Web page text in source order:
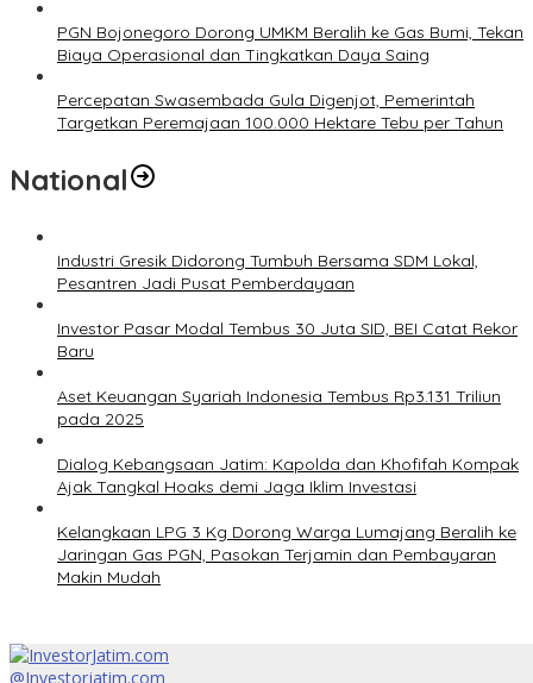
PGN Bojonegoro Dorong UMKM Beralih ke Gas Bumi, Tekan
Biaya Operasional dan Tingkatkan Daya Saing
Percepatan Swasembada Gula Digenjot, Pemerintah
Targetkan Peremajaan 100.000 Hektare Tebu per Tahun
National
Industri Gresik Didorong Tumbuh Bersama SDM Lokal,
Pesantren Jadi Pusat Pemberdayaan
Investor Pasar Modal Tembus 30 Juta SID, BEI Catat Rekor
Baru
Aset Keuangan Syariah Indonesia Tembus Rp3.131 Triliun
pada 2025
Dialog Kebangsaan Jatim: Kapolda dan Khofifah Kompak
Ajak Tangkal Hoaks demi Jaga Iklim Investasi
Kelangkaan LPG 3 Kg Dorong Warga Lumajang Beralih ke
Jaringan Gas PGN, Pasokan Terjamin dan Pembayaran
Makin Mudah
@Investorjatim.com